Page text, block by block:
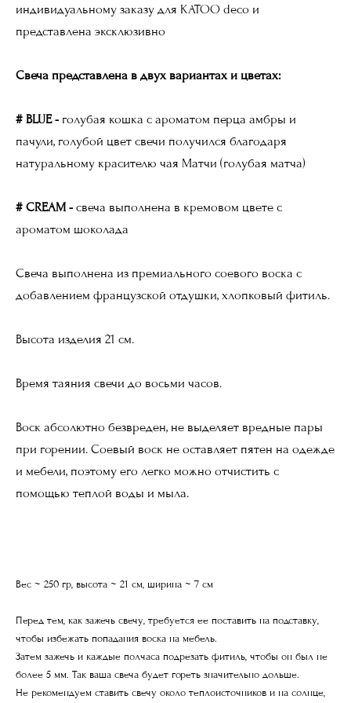
индивидуальному заказу для KATOO deco и
представлена эксклюзивно
Свеча представлена в двух вариантах и цветах:
# BLUE - голубая кошка с ароматом перца амбры и
пачули, голубой цвет свечи получился благодаря
натуральному красителю чая Матчи (голубая матча)
# CREAM - свеча выполнена в кремовом цвете с
ароматом шоколада
Свеча выполнена из премиального соевого воска с
добавлением французской отдушки, хлопковый фитиль.
Высота изделия 21 см.
Время таяния свечи до восьми часов.
Воск абсолютно безвреден, не выделяет вредные пары
при горении. Соевый воск не оставляет пятен на одежде
и мебели, поэтому его легко можно отчистить с
помощью теплой воды и мыла.
Вес ~ 250 гр, высота ~ 21 см, ширина ~ 7 см
Перед тем, как зажечь свечу, требуется ее поставить на подставку,
чтобы избежать попадания воска на мебель.
Затем зажечь и каждые полчаса подрезать фитиль, чтобы он был не
более 5 мм. Так ваша свеча будет гореть значительно дольше.
Не рекомендуем ставить свечу около теплоисточников и на солнце,